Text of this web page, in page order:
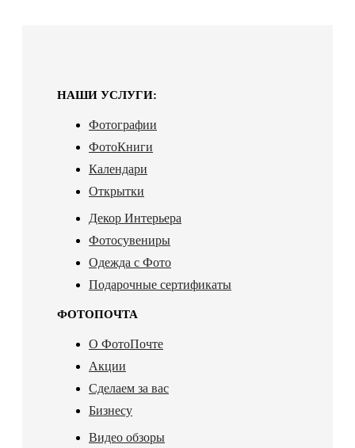
НАШИ УСЛУГИ:
Фотографии
ФотоКниги
Календари
Открытки
Декор Интерьера
Фотосувениры
Одежда с Фото
Подарочные сертификаты
ФОТОПОЧТА
О ФотоПочте
Акции
Сделаем за вас
Бизнесу
Видео обзоры